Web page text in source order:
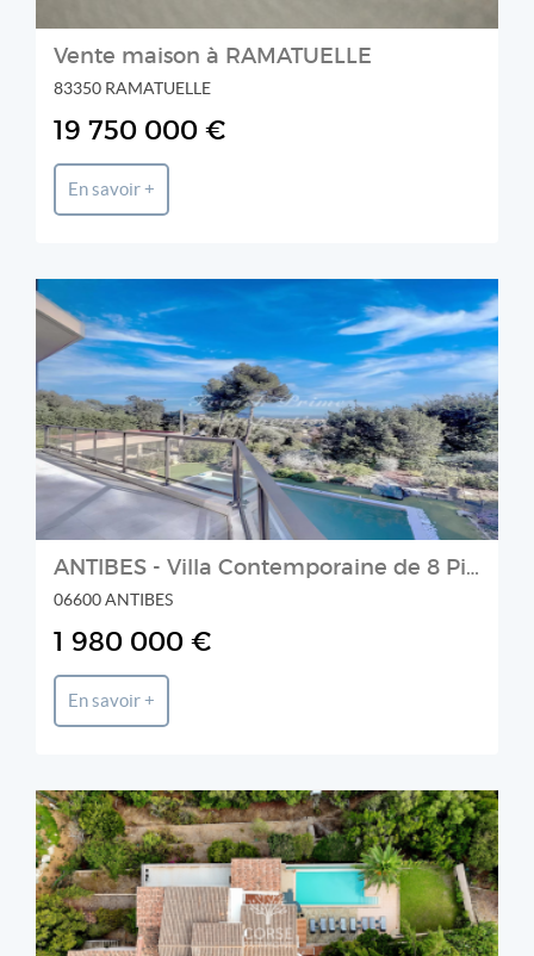
Vente maison à RAMATUELLE
83350 RAMATUELLE
19 750 000 €
En savoir +
FRENCH PRIME PROPERTIES
ANTIBES - Villa Contemporaine de 8 Pièces avec Vue Mer, Piscine
06600 ANTIBES
1 980 000 €
En savoir +
CORSE PATRIMOINE IMMOBILIER